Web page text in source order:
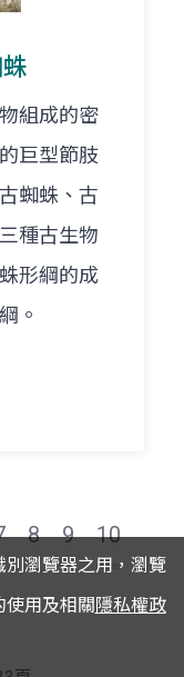
組成的密
巨型節肢
蜘蛛、古
種古生物
形綱的成
。
8 9 10
瀏覽器之用，瀏覽
使用及相關隱私權政